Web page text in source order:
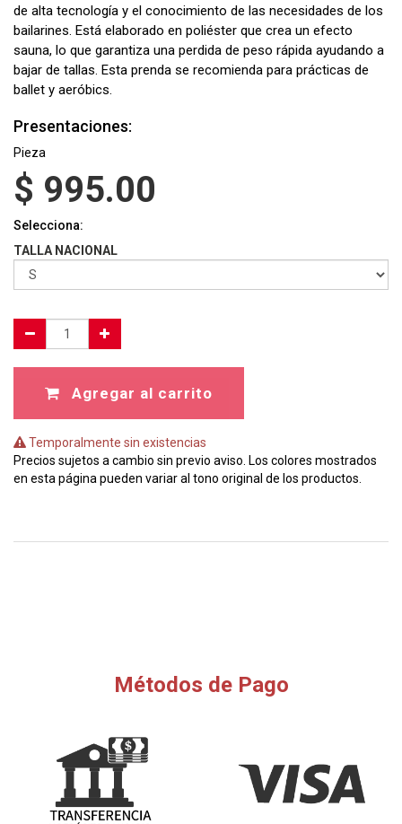
de alta tecnología y el conocimiento de las necesidades de los
bailarines. Está elaborado en poliéster que crea un efecto
sauna, lo que garantiza una perdida de peso rápida ayudando a
bajar de tallas. Esta prenda se recomienda para prácticas de
ballet y aeróbics.
Presentaciones:
Pieza
$ 995.00
Selecciona:
TALLA NACIONAL
Agregar al carrito
Temporalmente sin existencias
Precios sujetos a cambio sin previo aviso. Los colores mostrados
en esta página pueden variar al tono original de los productos.
Métodos de Pago